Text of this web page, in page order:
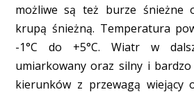
możliwe są też burze śnieżne
krupą śnieżną. Temperatura
-1°C do +5°C. Wiatr w
umiarkowany oraz silny i
kierunków z przewagą wiejący